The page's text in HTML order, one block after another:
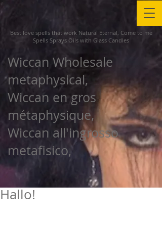
Best love spells that work Natural Eternal, Come to me
Spells Sprays Oils with Glass Candles
Wiccan Wholesale
metaphysical,
Wiccan en gros
métaphysique,
Wiccan all'ingrosso
metafisico,
Hallo!